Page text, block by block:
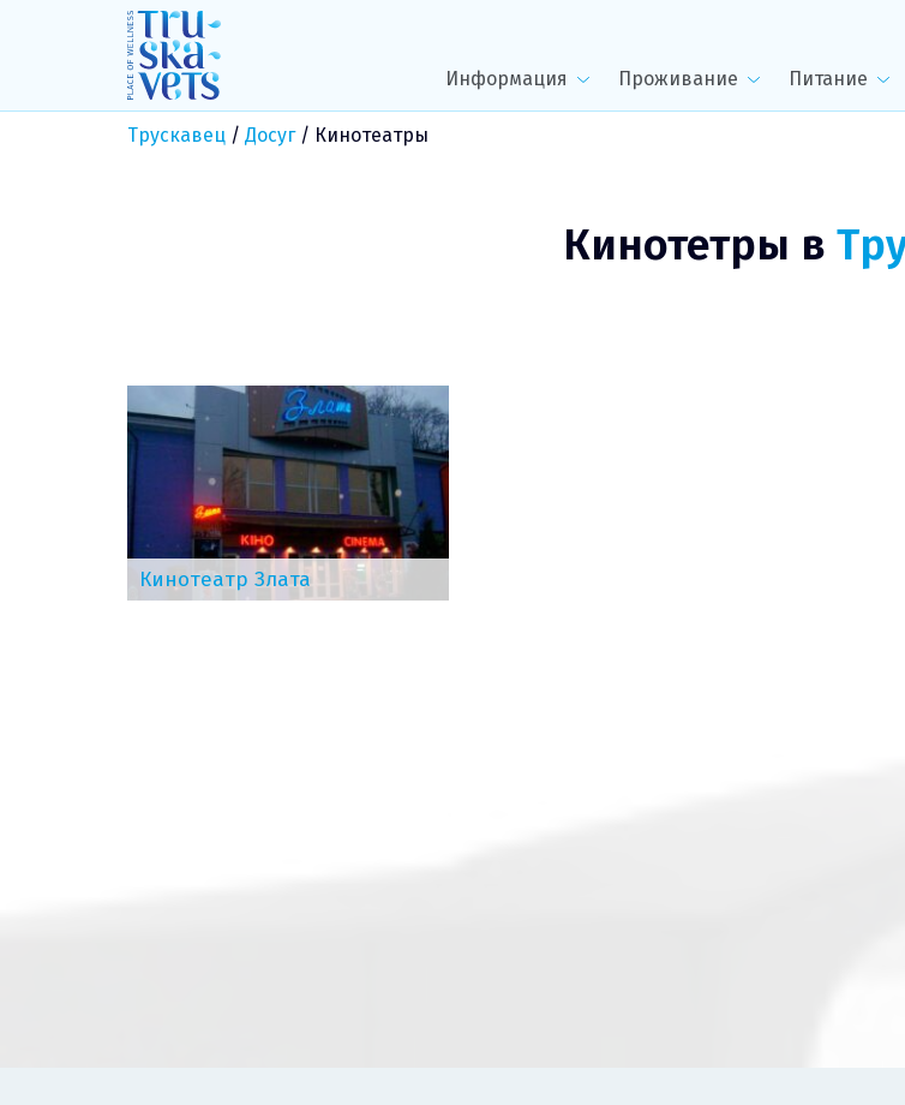
Информация Проживание Питание
Трускавец / Досуг/ Кинотеатры
Кинотетры в
Кинотеатр Злата